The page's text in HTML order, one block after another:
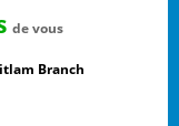
de vous
Branch